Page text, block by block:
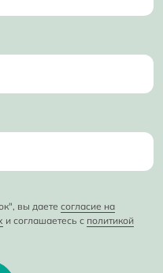
вы даете согласие на
и соглашаетесь с политикой